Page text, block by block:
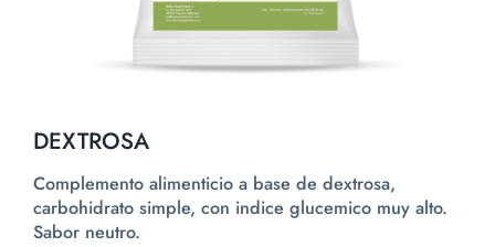
DEXTROSA
Complemento alimenticio a base de dextrosa,
carbohidrato simple, con indice glucemico muy alto.
Sabor neutro.